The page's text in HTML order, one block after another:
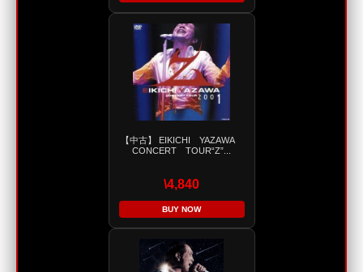
【中古】 EIKICHI YAZAWA
CONCERT TOUR“Z”...
\4,840
BUY NOW